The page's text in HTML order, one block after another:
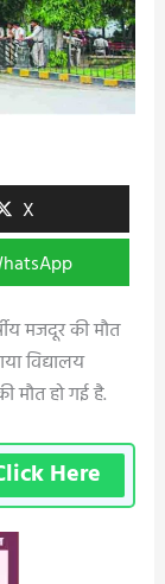
X
मजदूर की मौत
विद्यालय
मौत हो गई है.
Here